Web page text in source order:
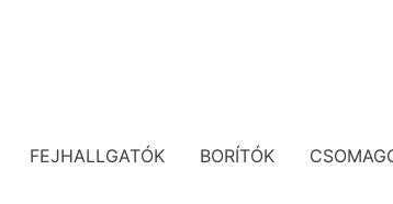
FEJHALLGATÓK BORÍTÓK